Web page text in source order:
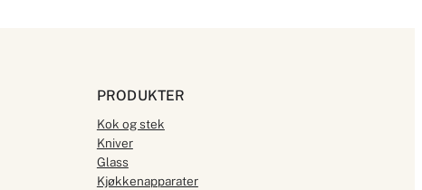
PRODUKTER
Kok og stek
Kniver
Glass
Kjøkkenapparater